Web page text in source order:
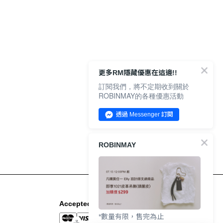
Accepted Payment Methods
更多RM隱藏優惠在這邊!!
訂閱我們，將不定期收到關於
ROBINMAY的各種優惠活動
透過 Messenger 訂閱
ROBINMAY
*數量有限，售完為止